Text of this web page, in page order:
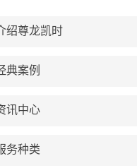
绍尊龙凯时
典案例
讯中心
务种类